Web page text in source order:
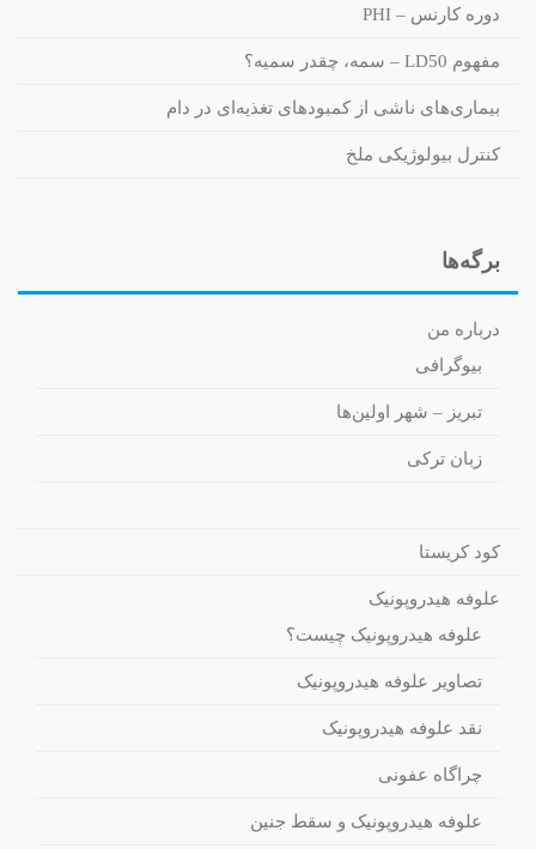
دوره کارنس – PHI
مفهوم LD50 – سمه، چقدر سمیه؟
بیماری‌های ناشی از کمبودهای تغذیه‌ای در دام
کنترل بیولوژیکی ملخ
برگه‌ها
درباره من
بیوگرافی
تبریز – شهر اولین‌ها
زبان ترکی
کود کریستا
علوفه هیدروپونیک
علوفه هیدروپونیک چیست؟
تصاویر علوفه هیدروپونیک
نقد علوفه هیدروپونیک
چراگاه عفونی
علوفه هیدروپونیک و سقط جنین